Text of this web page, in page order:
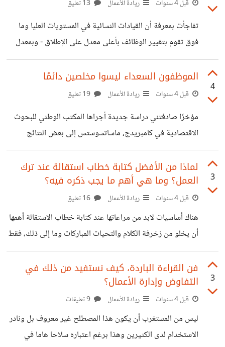
تقل فيه فرص العمل وتزداد نسب البطالة. البحث قام به جون
دبليو ميشيل، دكتوراه ، أستاذ مساعد في الإدارة في جامعة
لويولا بولاية ماريلاند، ونشرته
قبل 4 سنوات ريادة الأعمال
تفاجأت بمعرفة أن القيادات النسائية في المستويات العليا وما
فوق تقوم بتغيير الوظائف بأعلى معدل على الإطلاق - وبمعدل
أعلى من الرجال في القيادة ، كنت أظن أن المرأة العاملة قطعت
شوطا طويلا في تمكين وضعها، فإذا بتقرير McKinsey & Co's
Women in the Workplace 2022يوضح لنا أن العكس
شملت أكثر من 40 ألف موظفة في 333 منظمة وبعد مقابلات
مع نساء من مختلف الهويات. ووفقًا لـ "ميرا برانكو" ، مؤلفة
4
الموظفون السعداء ليسوا مخلصين دائمًا
قبل 4 سنوات ريادة الأعمال
مؤخرًا صادفتني دراسة جديدة أجراها المكتب الوطني للبحوث
الاقتصادية في كامبريدج، ماساتشوستس إلى بعض النتائج
المدهشة حول العلاقة بين تحقيق سعادة العاملين وعلاقة ذلك
بإخلاصهم للشركات التي يعملون فيها، إلى جانب بعض الخطوات
العملية لتحقيق ذلك. الدراسة قام فيها أربعة أساتذة اقتصاد -
عامل على استطلاع جالوب هيلثويز اليومي، وهو مسح يومي
لمئات من أماكن العمل في مجالات مختلفة. من بين الأسئلة
3
لماذا من الأفضل كتابة خطاب استقالة عند ترك
العمل؟ وما هي أهم ما يجب ذكره فيه؟
قبل 4 سنوات ريادة الأعمال
هناك أساسيات لابد من مراعاتها عند كتابة خطاب الاستقالة أهمها
أن يخلو من زخرفة الكلام والتحيات المباركات وما إلى ذلك، فقط
علينا أن نذكر المنصب الذي سنستقيل منه وتاريخ السريان. وعلى
الرغم من أننا ربما نشارك رئيسنا في العمل أسباب المغادرة ، إلا أننا
لسنا بحاجة إلى وصفها هنا - فالإبقاء على البساطة أمر جيد تمامًا.
مثلا: عزيزي ... (اسم رئيسك) ، يرجى قبول هذه الرسالة كإخطار
رسمي بأنني أستقيل من منصبي كـ [اسم الوظيفة] مع [اسم
الشركة]. سيكون آخر
3
فن القراءة الباردة، كيف نستفيد من ذلك في
التفاوض وإدارة الأعمال؟
قبل 4 سنوات ريادة الأعمال
ليس من المستغرب أن يكون هذا المصطلح غير معروف بل ونادر
الاستخدام لدى الكثيرين وهذا برغم اعتباره سلاحا هاما في